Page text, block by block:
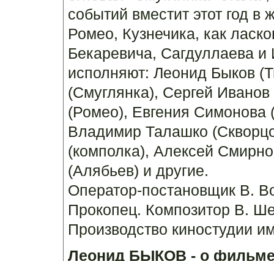
событий вместит этот год в
Ромео, Кузнечика, как
Бекаревича, Сагдуллаева
исполняют: Леонид Быков
(Смуглянка), Сергей
(Ромео), Евгения
Владимир Талашко
(комполка), Алексей
(Алябьев) и другие.
Оператор-постановщик В.
Прокопец. Композитор В.
Производство киностудии
Леонид БЫКОВ - о